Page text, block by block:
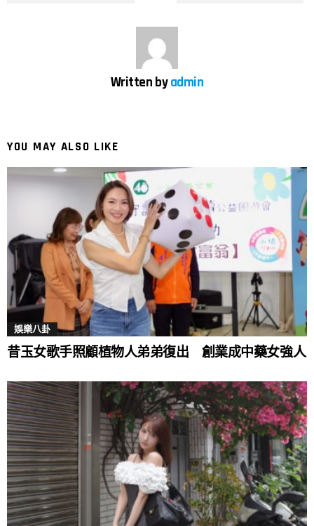
最具話題銀幕情侶「光林CP」。（圖／甲上提供）
片中架構的世界包括美術場景、服裝造型、視覺特效
大多為勞動階層，將一年的生產量送至相對富裕安穩
的高科技城市「優日區」，兩地一年一日生活大不
▲許光漢（右）在《他年她日》中十分疼愛照顧飾演
弟弟的陳澤耀（左）。（圖／甲上提供）
Written byadmin
YOU MAY ALSO LIKE
娛樂八卦
昔玉女歌手照顧植物人弟弟復出 創業成中藥女強人